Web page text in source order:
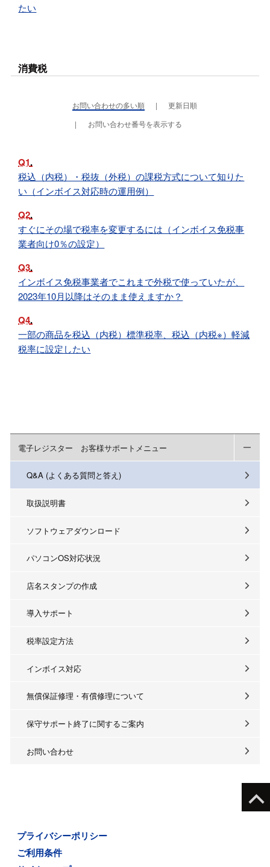
たい
消費税
お問い合わせの多い順
更新日順
お問い合わせ番号を表示する
Q1
税込（内税）・税抜（外税）の課税方式について知りた
い（インボイス対応時の運用例）
Q2
すぐにその場で税率を変更するには（インボイス免税事
業者向け0％の設定）
Q3
インボイス免税事業者でこれまで外税で使っていたが、
2023年10月以降はそのまま使えますか？
Q4
一部の商品を税込（内税）標準税率、税込（内税※）軽減
税率に設定したい
電子レジスター お客様サポートメニュー
Q&A (よくある質問と答え)
取扱説明書
ソフトウェアダウンロード
パソコンOS対応状況
店名スタンプの作成
導入サポート
税率設定方法
インボイス対応
無償保証修理・有償修理について
保守サポート終了に関するご案内
お問い合わせ
プライバシーポリシー
ご利用条件